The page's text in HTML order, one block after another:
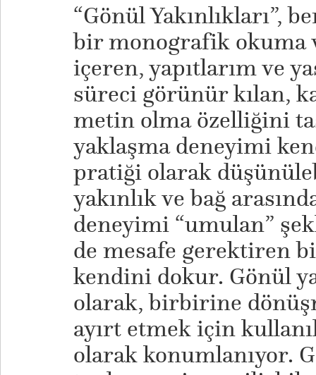
“Gönül Yakınlıkları”,
bir monografik okuma
içeren, yapıtlarım ve
süreci görünür kılan,
metin olma özelliğini
yaklaşma deneyimi
pratiği olarak
yakınlık ve bağ
deneyimi “umulan”
de mesafe gerektiren
kendini dokur. Gönül
olarak, birbirine
ayırt etmek için
olarak konumlanıyor.